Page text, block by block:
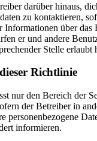
darüber hinaus,
zu kontaktieren,
Informationen über das
er und andere
Stelle erlaubt
Richtlinie
nur den Bereich der
der Betreiber in
personenbezogene
informieren.